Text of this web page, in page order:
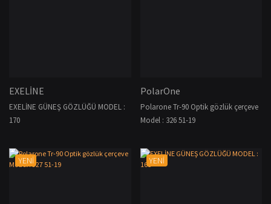
EXELİNE
EXELİNE GÜNEŞ GÖZLÜĞÜ MODEL :
170
PolarOne
Polarone Tr-90 Optik gözlük çerçeve
Model : 326 51-19
YENİ YENİ